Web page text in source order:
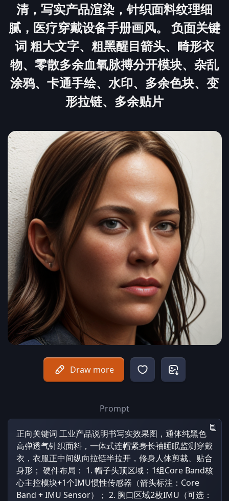
清，写实产品渲染，针织面料纹理细
腻，医疗穿戴设备手册画风。 负面关键
词 粗大文字、粗黑醒目箭头、畸形衣
物、零散多余血氧脉搏分开模块、杂乱
涂鸦、卡通手绘、水印、多余色块、变
形拉链、多余贴片
Draw more
Prompt
正向关键词 工业产品说明书写实效果图，通体纯黑色
高弹透气针织面料，一体式连帽紧身长袖睡眠监测穿戴
衣，衣服正中间纵向拉链半拉开，修身人体剪裁、贴合
身形； 硬件布局： 1. 帽子头顶区域：1组Core Band核
心主控模块+1个IMU惯性传感器（箭头标注：Core
Band + IMU Sensor）； 2. 胸口区域2枚IMU（可选：